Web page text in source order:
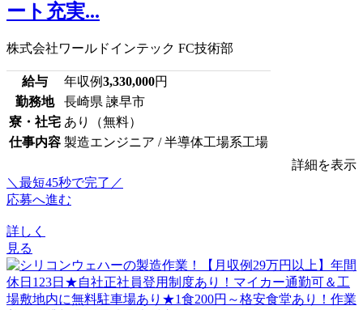
ート充実...
株式会社ワールドインテック FC技術部
給与 年収例3,330,000円
勤務地
長崎県 諫早市
寮・社宅 あり（無料）
仕事内容 製造エンジニア / 半導体工場系工場
詳細を表示
＼最短45秒で完了／
応募へ進む
詳しく
見る